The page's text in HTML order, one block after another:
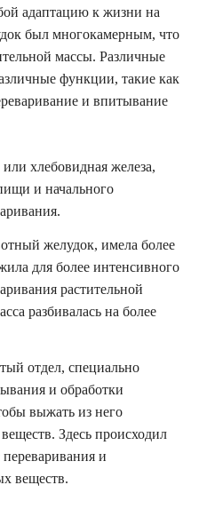
адаптацию к жизни на
был многокамерным, что
массы. Различные
функции, такие как
и впитывание
хлебовидная железа,
и начального
желудок, имела более
для более интенсивного
растительной
разбивалась на более
отдел, специально
и обработки
выжать из него
Здесь происходил
и
веществ.